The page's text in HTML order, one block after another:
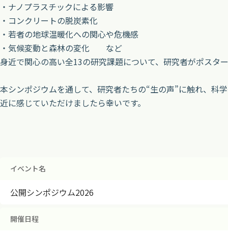
・ナノプラスチックによる影響
・コンクリートの脱炭素化
・若者の地球温暖化への関心や危機感
・気候変動と森林の変化 など
身近で関心の高い全13の研究課題について、研究者がポスタ
本シンポジウムを通して、研究者たちの“生の声”に触れ、科
近に感じていただけましたら幸いです。
イベント名
公開シンポジウム2026
開催日程